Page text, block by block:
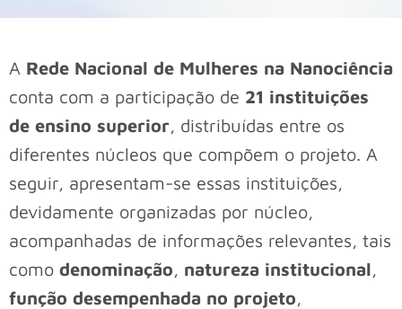
A Rede Nacional de Mulheres na Nanociência
conta com a participação de 21 instituições
de ensino superior, distribuídas entre os
diferentes núcleos que compõem o projeto. A
seguir, apresentam-se essas instituições,
devidamente organizadas por núcleo,
acompanhadas de informações relevantes, tais
como denominação, natureza institucional,
função desempenhada no projeto,